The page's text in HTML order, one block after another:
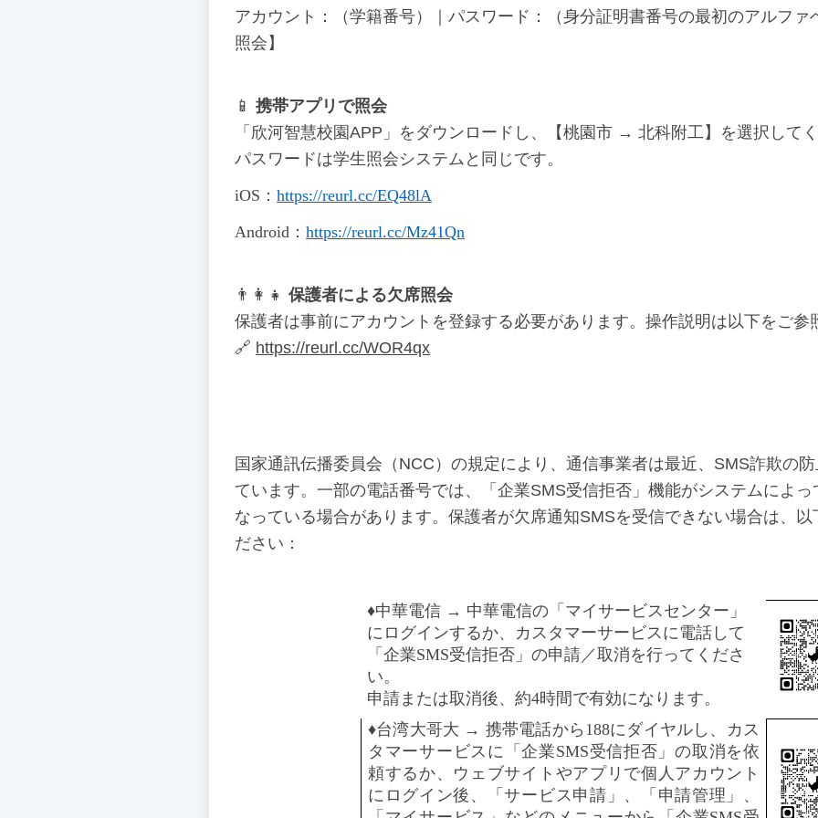
アカウント：（学籍番号）｜パスワード：（身分証明書番号の最初のアルフ
照会】
📱 携帯アプリで照会
「欣河智慧校園APP」をダウンロードし、【桃園市 → 北科附工】を選択して
パスワードは学生照会システムと同じです。
iOS ： https://reurl.cc/EQ48lA
Android ： https://reurl.cc/Mz41Qn
👨 👩 👧 保護者による欠席照会
保護者は事前にアカウントを登録する必要があります。操作説明は以下をご参
🔗 https://reurl.cc/WOR4qx
国家通訊伝播委員会（NCC）の規定により、通信事業者は最近、SMS詐欺の
ています。一部の電話番号では、「企業SMS受信拒否」機能がシステムによ
なっている場合があります。保護者が欠席通知SMSを受信できない場合は、
ださい：
♦️中華電信 → 中華電信の「マイサービスセンター」
にログインするか、カスタマーサービスに電話して
「企業SMS受信拒否」の申請／取消を行ってくださ
い。
申請または取消後、約4時間で有効になります。
♦️台湾大哥大 → 携帯電話から188にダイヤルし、カス
タマーサービスに「企業SMS受信拒否」の取消を依
頼するか、ウェブサイトやアプリで個人アカウント
にログイン後、「サービス申請」、「申請管理」、